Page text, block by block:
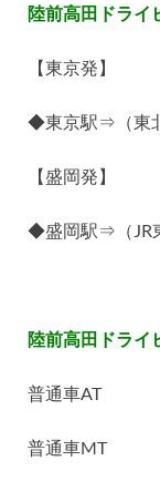
陸前高田ドライ
【東京発】
◆東京駅⇒ （東
【盛岡発】
◆盛岡駅⇒ （ JR
陸前高田ドライ
普通車AT
普通車MT